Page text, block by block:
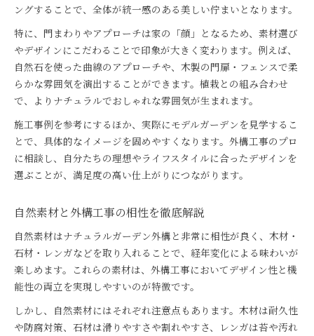
ングすることで、全体が統一感のある美しい佇まいとなります。
特に、門まわりやアプローチは家の「顔」となるため、素材選び
やデザインにこだわることで印象が大きく変わります。例えば、
自然石を使った曲線のアプローチや、木製の門扉・フェンスで柔
らかな雰囲気を演出することができます。植栽との組み合わせ
で、よりナチュラルでおしゃれな雰囲気が生まれます。
施工事例を参考にするほか、実際にモデルガーデンを見学するこ
とで、具体的なイメージを固めやすくなります。外構工事のプロ
に相談し、自分たちの理想やライフスタイルに合ったデザインを
選ぶことが、満足度の高い仕上がりにつながります。
自然素材と外構工事の相性を徹底解説
自然素材はナチュラルガーデン外構と非常に相性が良く、木材・
石材・レンガなどを取り入れることで、経年変化による味わいが
楽しめます。これらの素材は、外構工事においてデザイン性と機
能性の両立を実現しやすいのが特徴です。
しかし、自然素材にはそれぞれ注意点もあります。木材は耐久性
や防腐対策、石材は滑りやすさや割れやすさ、レンガは苔や汚れ